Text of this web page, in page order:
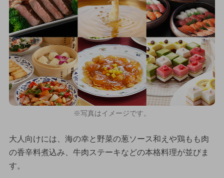
※写真はイメージです。
大人向けには、海の幸と野菜の葱ソース和えや鶏もも肉
の香辛料煮込み、牛肉ステーキなどの本格料理が並びま
す。